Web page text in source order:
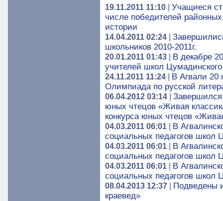
19.11.2011 11:10
Учащиеся
числе победителей
истории
14.04.2011 02:24
школьников 2010-2011г.
20.01.2011 01:43
В декабре
учителей школ
24.11.2011 11:24
В Агвали 20
Олимпиада по русской
06.04.2012 03:14
Завершился
юных чтецов «Живая
конкурса юных чтецов
04.03.2011 06:01
В
социальных педагогов школ
04.03.2011 06:01
В
социальных педагогов школ
04.03.2011 06:01
В
социальных педагогов школ
08.04.2013 12:37
Подведены
краевед»